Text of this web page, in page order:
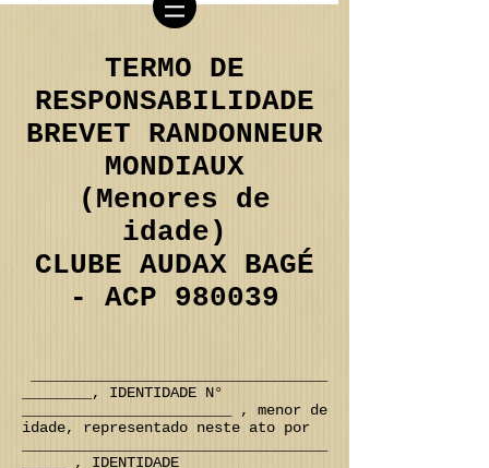
TERMO DE
RESPONSABILIDADE
BREVET RANDONNEUR
MONDIAUX
(Menores de
idade)
CLUBE AUDAX BAGÉ
- ACP 980039
________, IDENTIDADE N°
________________________ , menor de
idade, representado neste ato por
_____ , IDENTIDADE